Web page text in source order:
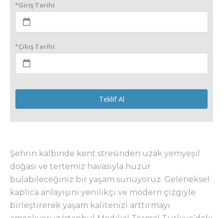
*Giriş Tarihi
*Çıkış Tarihi
Teklif Al
Şehrin kalbinde kent stresinden uzak yemyeşil
doğası ve tertemiz havasıyla huzur
bulabileceğiniz bir yaşam sunuyoruz. Geleneksel
kaplıca anlayışını yenilikçi ve modern çizgiyle
birleştirerek yaşam kalitenizi arttırmayı